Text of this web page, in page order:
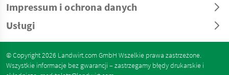
Impressum i ochrona danych
Usługi
© Copyright 2026 Landwirt.com GmbH Wszelkie prawa zastrzeżone.
Wszystkie informacje bez gwarancji – zastrzegamy błędy drukarskie i